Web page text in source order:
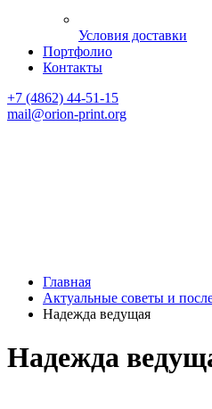
Условия доставки
Портфолио
Контакты
+7 (4862) 44-51-15
mail@orion-print.org
Главная
Актуальные советы и
Надежда ведущая
Надежда